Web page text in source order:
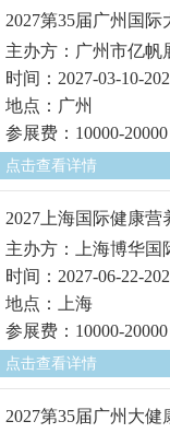
2027第35届广州国
主办方：广州市亿帆
时间：2027-03-10-
地点：广州
参展费：10000-20000
点击查看详情
2027上海国际健康
主办方：上海博华国
时间：2027-06-22-
地点：上海
参展费：10000-20000
点击查看详情
2027第35届广州大